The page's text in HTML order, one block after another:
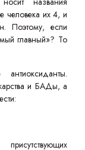
человека их 4, и
Поэтому, если
главный»? То
и БАДы, а